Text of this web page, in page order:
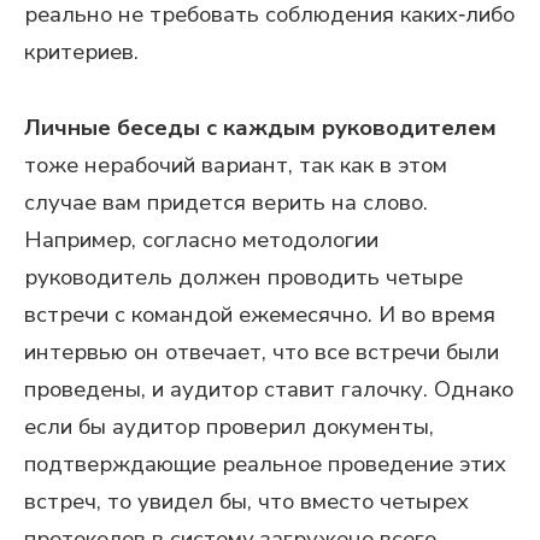
реально не требовать соблюдения каких‑либо
критериев.
Личные беседы с каждым руководителем
тоже нерабочий вариант, так как в этом
случае вам придется верить на слово.
Например, согласно методологии
руководитель должен проводить четыре
встречи с командой ежемесячно. И во время
интервью он отвечает, что все встречи были
проведены, и аудитор ставит галочку. Однако
если бы аудитор проверил документы,
подтверждающие реальное проведение этих
встреч, то увидел бы, что вместо четырех